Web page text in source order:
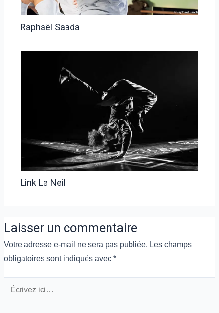
Raphaël Saada
Link Le Neil
Laisser un commentaire
Votre adresse e-mail ne sera pas publiée. Les champs
obligatoires sont indiqués avec*
Écrivez